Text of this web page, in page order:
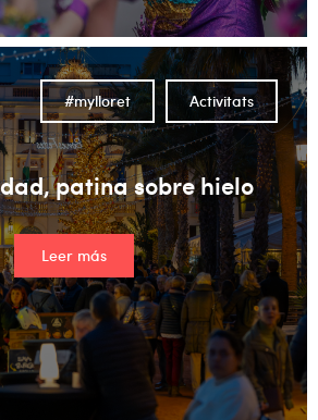
patina sobre hielo
Leer más
Activitats
#mylloret